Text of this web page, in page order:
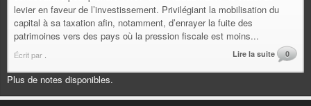
levier en faveur de l’investissement. Privilégiant la mobilisation du
capital à sa taxation afin, notamment, d’enrayer la fuite des
patrimoines vers des pays où la pression fiscale est moins...
Écrit par Lire la suite 0
Plus de notes disponibles.